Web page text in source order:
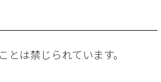
は禁じられています。